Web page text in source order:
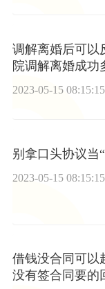
调解离婚后可以
院调解离婚成功
2023-05-15 08:15:15
别拿口头协议当
2023-05-15 08:15:15
借钱没合同可以
没有签合同要的